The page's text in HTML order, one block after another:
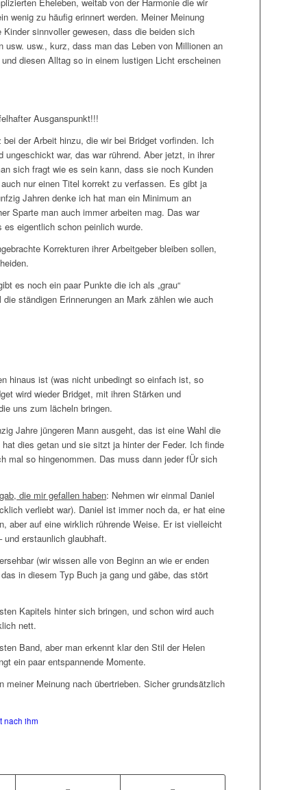
wenig zu häufig erinnert werden. Meiner Meinung
sinnvoller gewesen, dass die beiden sich
usw., kurz, dass man das Leben von Millionen an
diesen Alltag so in einem lustigen Licht erscheinen
Ausganspunkt!!!
der Arbeit hinzu, die wir bei Bridget vorfinden. Ich
war, das war rührend. Aber jetzt, in ihrer
sich fragt wie es sein kann, dass sie noch Kunden
nur einen Titel korrekt zu verfassen. Es gibt ja
Jahren denke ich hat man ein Minimum an
Sparte man auch immer arbeiten mag. Das war
eigentlich schon peinlich wurde.
Korrekturen ihrer Arbeitgeber bleiben sollen,
es noch ein paar Punkte die ich als „grau“
ständigen Erinnerungen an Mark zählen wie auch
hinaus ist (was nicht unbedingt so einfach ist, so
wird wieder Bridget, mit ihren Stärken und
uns zum lächeln bringen.
Jahre jüngeren Mann ausgeht, das ist eine Wahl die
dies getan und sie sitzt ja hinter der Feder. Ich finde
mal so hingenommen. Das muss dann jeder fÜr sich
die mir gefallen haben: Nehmen wir einmal Daniel
verliebt war). Daniel ist immer noch da, er hat eine
aber auf eine wirklich rührende Weise. Er ist vielleicht
und erstaunlich glaubhaft.
(wir wissen alle von Beginn an wie er enden
in diesem Typ Buch ja gang und gäbe, das stört
Kapitels hinter sich bringen, und schon wird auch
nett.
Band, aber man erkennt klar den Stil der Helen
ein paar entspannende Momente.
meiner Meinung nach übertrieben. Sicher grundsätzlich
nach ihm